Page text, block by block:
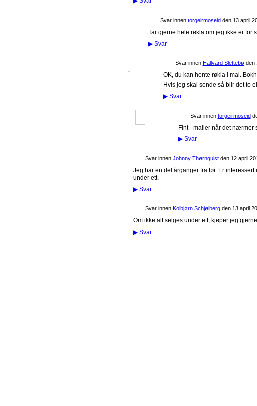
Svar innen torgeirmoseidden 13 april
Tar gjerne hele røkla om jeg ikke er for
▶Svar
Svar innen Hallvard Slettebø den
OK, du kan hente røkla i mai.
Hvis jeg skal sende så blir det to
▶Svar
Svar innen torgeirmoseid
Fint - mailer når det nærmer
▶Svar
Svar innen Johnny Thørnquistden 12 april
Jeg har en del årganger fra før. Er
under ett.
▶Svar
Svar innen Kolbjørn Schjølbergden 13 april
Om ikke alt selges under ett, kjøper jeg
▶Svar